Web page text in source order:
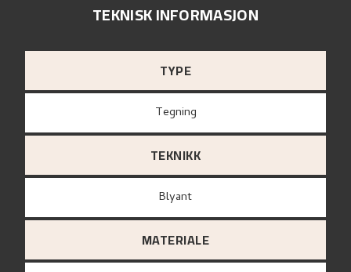
TEKNISK INFORMASJON
TYPE
Tegning
TEKNIKK
Blyant
MATERIALE